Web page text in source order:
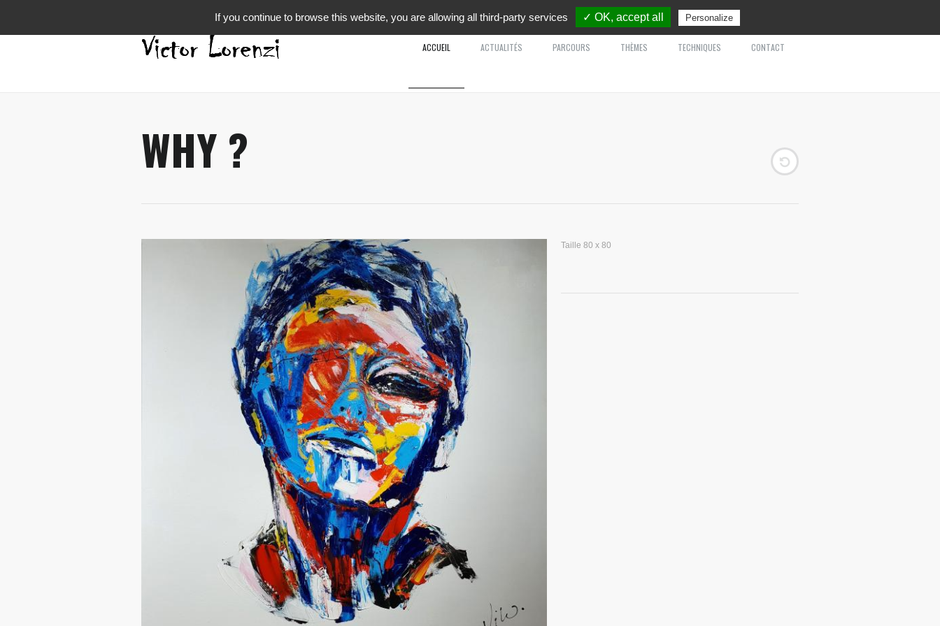
ACCUEIL ACTUALITÉS PARCOURS THÈMES TECHNIQUES CONTACT
WHY ?
Taille 80 x 80
If you continue to browse this website, you are allowing all third-party services ✓ OK, accept all Personalize